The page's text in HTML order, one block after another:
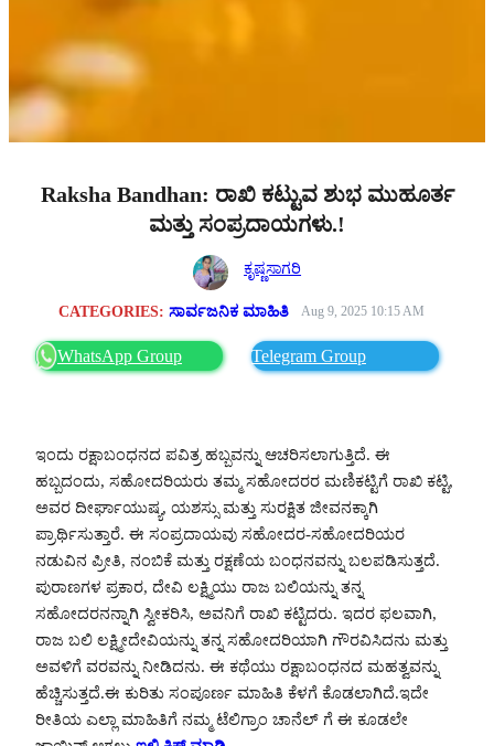
Raksha Bandhan: ರಾಖಿ ಕಟ್ಟುವ ಶುಭ ಮುಹೂರ್ತ
ಮತ್ತು ಸಂಪ್ರದಾಯಗಳು.!
ಕೃಷ್ಣಸಾಗರಿ
CATEGORIES: ಸಾರ್ವಜನಿಕ ಮಾಹಿತಿ Aug 9, 2025 10:15 AM
WhatsApp Group Telegram Group
ಇಂದು ರಕ್ಷಾಬಂಧನದ ಪವಿತ್ರ ಹಬ್ಬವನ್ನು ಆಚರಿಸಲಾಗುತ್ತಿದೆ. ಈ
ಹಬ್ಬದಂದು, ಸಹೋದರಿಯರು ತಮ್ಮ ಸಹೋದರರ ಮಣಿಕಟ್ಟಿಗೆ ರಾಖಿ ಕಟ್ಟಿ,
ಅವರ ದೀರ್ಘಾಯುಷ್ಯ, ಯಶಸ್ಸು ಮತ್ತು ಸುರಕ್ಷಿತ ಜೀವನಕ್ಕಾಗಿ
ಪ್ರಾರ್ಥಿಸುತ್ತಾರೆ. ಈ ಸಂಪ್ರದಾಯವು ಸಹೋದರ-ಸಹೋದರಿಯರ
ನಡುವಿನ ಪ್ರೀತಿ, ನಂಬಿಕೆ ಮತ್ತು ರಕ್ಷಣೆಯ ಬಂಧನವನ್ನು ಬಲಪಡಿಸುತ್ತದೆ.
ಪುರಾಣಗಳ ಪ್ರಕಾರ, ದೇವಿ ಲಕ್ಷ್ಮಿಯು ರಾಜ ಬಲಿಯನ್ನು ತನ್ನ
ಸಹೋದರನನ್ನಾಗಿ ಸ್ವೀಕರಿಸಿ, ಅವನಿಗೆ ರಾಖಿ ಕಟ್ಟಿದರು. ಇದರ ಫಲವಾಗಿ,
ರಾಜ ಬಲಿ ಲಕ್ಷ್ಮೀದೇವಿಯನ್ನು ತನ್ನ ಸಹೋದರಿಯಾಗಿ ಗೌರವಿಸಿದನು ಮತ್ತು
ಅವಳಿಗೆ ವರವನ್ನು ನೀಡಿದನು. ಈ ಕಥೆಯು ರಕ್ಷಾಬಂಧನದ ಮಹತ್ವವನ್ನು
ಹೆಚ್ಚಿಸುತ್ತದೆ.ಈ ಕುರಿತು ಸಂಪೂರ್ಣ ಮಾಹಿತಿ ಕೆಳಗೆ ಕೊಡಲಾಗಿದೆ.ಇದೇ
ರೀತಿಯ ಎಲ್ಲಾ ಮಾಹಿತಿಗೆ ನಮ್ಮ ಟೆಲಿಗ್ರಾಂ ಚಾನೆಲ್ ಗೆ ಈ ಕೂಡಲೇ